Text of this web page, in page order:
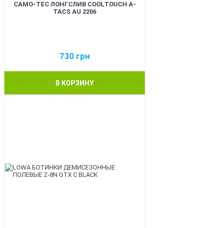
CAMO-TEC ЛОНГСЛИВ COOLTOUCH A-
TACS AU 2206
730 грн
В КОРЗИНУ